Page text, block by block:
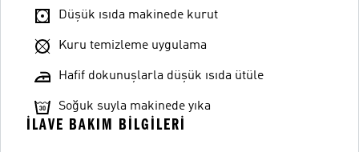
Düşük ısıda makinede kurut
Kuru temizleme uygulama
Hafif dokunuşlarla düşük ısıda ütüle
Soğuk suyla makinede yıka
İLAVE BAKIM BILGILERI